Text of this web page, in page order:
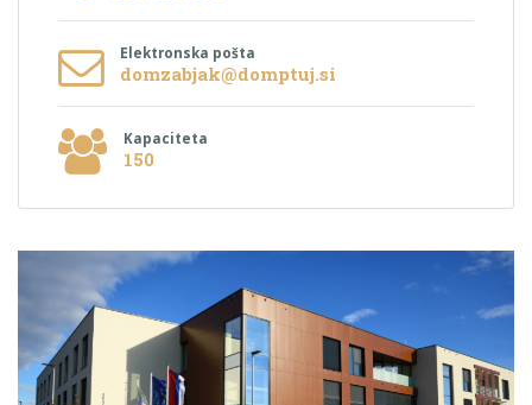
Elektronska pošta
domzabjak@domptuj.si
Kapaciteta
150